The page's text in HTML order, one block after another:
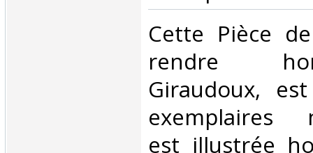
‎Cette Pièce
rendre
Giraudoux,
exemplaires
est illustrée